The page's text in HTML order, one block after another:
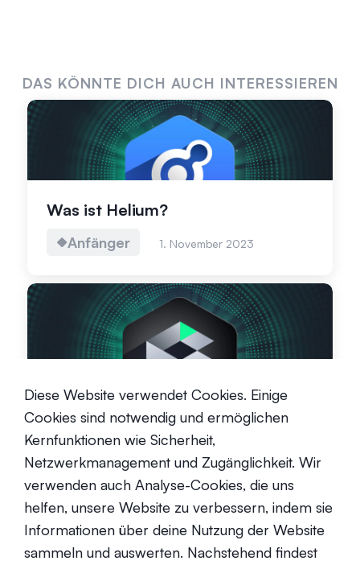
DAS KÖNNTE DICH AUCH INTERESSIEREN
Was ist Helium?
Anfänger 1. November 2023
Was ist Shadow (SHDW)?
Anfänger 20. März 2024
Diese Website verwendet Cookies. Einige
Cookies sind notwendig und ermöglichen
Kernfunktionen wie Sicherheit,
Netzwerkmanagement und Zugänglichkeit. Wir
verwenden auch Analyse-Cookies, die uns
helfen, unsere Website zu verbessern, indem sie
Informationen über deine Nutzung der Website
sammeln und auswerten. Nachstehend findest